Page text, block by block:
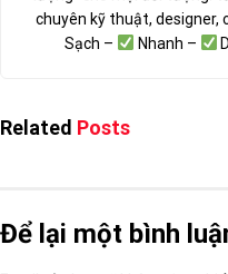
chuyên kỹ thuật, designer,
Sạch –
Nhanh –
Related Posts
Để lại một bình